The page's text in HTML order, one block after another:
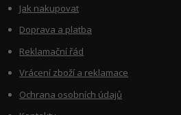
Jak nakupovat
Doprava a platba
Reklamační řád
Vrácení zboží a reklamace
Ochrana osobních údajů